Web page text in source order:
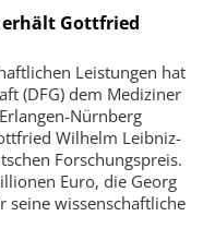
erhält Gottfried
Leistungen hat
(DFG) dem Mediziner
Nürnberg
Wilhelm Leibniz-
Forschungspreis.
Euro, die Georg
seine wissenschaftliche